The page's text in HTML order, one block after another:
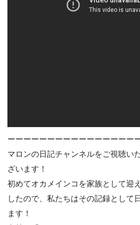
ーーーーーーーーーーーーーーーー
マロンの日記チャンネルをご視聴い
ざいます！
初めてオカメインコを家族として迎
したので、私たちはその記録として
ます！